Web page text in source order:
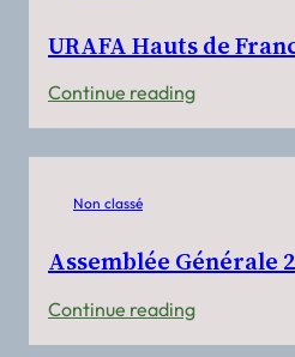
URAFA Hauts de
Continue reading:
URAFA
Hauts
Non classé
Assemblée Générale
Continue reading:
Assemblée